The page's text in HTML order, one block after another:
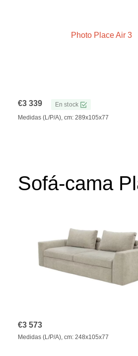
€3 339
En stock
Medidas (L/P/A), cm: 289x105x77
Sofá-cama
€3 573
Medidas (L/P/A), cm: 248х105х77